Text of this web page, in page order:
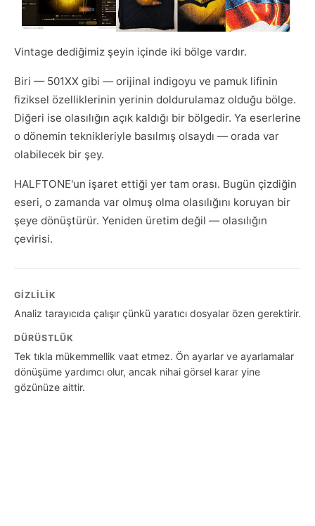
Vintage dediğimiz şeyin içinde iki bölge vardır.
Biri — 501XX gibi — orijinal indigoyu ve pamuk lifinin
fiziksel özelliklerinin yerinin doldurulamaz olduğu bölge.
Diğeri ise olasılığın açık kaldığı bir bölgedir. Ya eserlerine
o dönemin teknikleriyle basılmış olsaydı — orada var
olabilecek bir şey.
HALFTONE'un işaret ettiği yer tam orası. Bugün çizdiğin
eseri, o zamanda var olmuş olma olasılığını koruyan bir
şeye dönüştürür. Yeniden üretim değil — olasılığın
çevirisi.
GIZLILIK
Analiz tarayıcıda çalışır çünkü yaratıcı dosyalar özen gerektirir.
DÜRÜSTLÜK
Tek tıkla mükemmellik vaat etmez. Ön ayarlar ve ayarlamalar
dönüşüme yardımcı olur, ancak nihai görsel karar yine
gözünüze aittir.